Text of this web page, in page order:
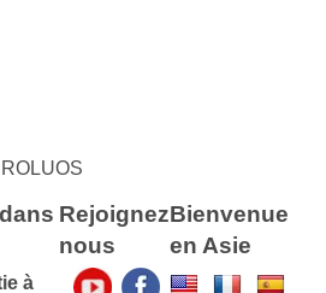
à
Rejoignez
nous
Bienvenue
en Asie